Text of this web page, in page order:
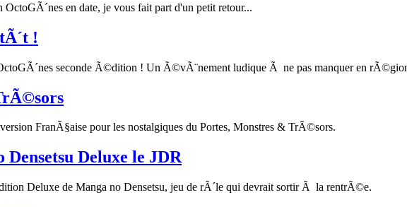
en date, je vous fait part d'un petit retour...
!
seconde Ã©dition ! Un Ã©vÃ¨nement ludique Ã ne pas manquer en
FranÃ§aise pour les nostalgiques du Portes, Monstres & TrÃ©sors.
Deluxe le JDR
Deluxe de Manga no Densetsu, jeu de rÃ´le qui devrait sortir Ã la rentrÃ©e.